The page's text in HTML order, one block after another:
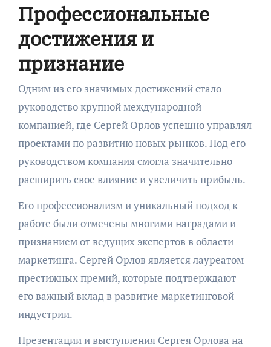
Профессиональные
достижения и
признание
Одним из его значимых достижений стало
руководство крупной международной
компанией, где Сергей Орлов успешно управлял
проектами по развитию новых рынков. Под его
руководством компания смогла значительно
расширить свое влияние и увеличить прибыль.
Его профессионализм и уникальный подход к
работе были отмечены многими наградами и
признанием от ведущих экспертов в области
маркетинга. Сергей Орлов является лауреатом
престижных премий, которые подтверждают
его важный вклад в развитие маркетинговой
индустрии.
Презентации и выступления Сергея Орлова на